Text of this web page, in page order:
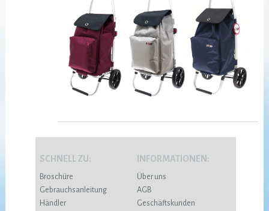
SCHNELL ZU:
Broschüre
Gebrauchsanleitung
Händler
INFORMATIONEN:
Über uns
AGB
Geschäftskunden